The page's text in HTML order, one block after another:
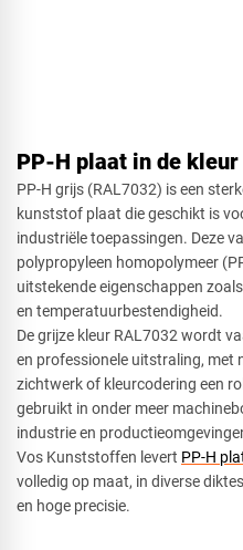
PP-H plaat in de
PP-H grijs (RAL7032) is een
kunststof plaat die geschikt is
industriële toepassingen. Deze
polypropyleen homopolymeer
uitstekende eigenschappen
en temperatuurbestendigheid.
De grijze kleur RAL7032 wordt
en professionele uitstraling, met
zichtwerk of kleurcodering een
gebruikt in onder meer
industrie en
Vos Kunststoffen levert PP-H
volledig op maat, in diverse
en hoge precisie.